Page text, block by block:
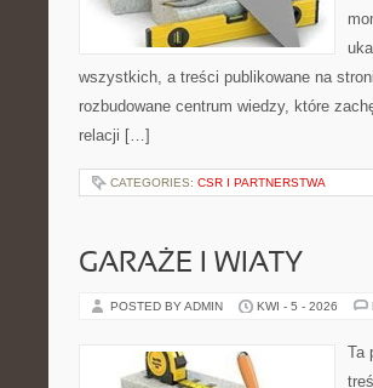
wszystkich, a treści publikowane na
rozbudowane centrum wiedzy, które
relacji […]
CATEGORIES: CSR I PARTNERSTWA
GARAŻE I WIATY
POSTED BY ADMIN KWI - 5 - 2026
Ta